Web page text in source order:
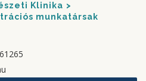
Klinika
munkatársak